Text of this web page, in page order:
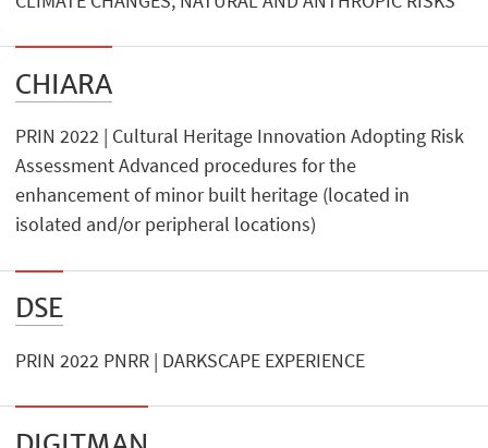
CHIARA
PRIN 2022 | Cultural Heritage Innovation Adopting Risk
Assessment Advanced procedures for the
enhancement of minor built heritage (located in
isolated and/or peripheral locations)
DSE
PRIN 2022 PNRR | DARKSCAPE EXPERIENCE